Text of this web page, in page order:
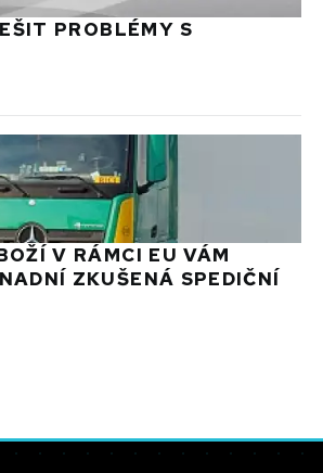
PROBLÉMY S
V RÁMCI EU VÁM
ZKUŠENÁ SPEDIČNÍ